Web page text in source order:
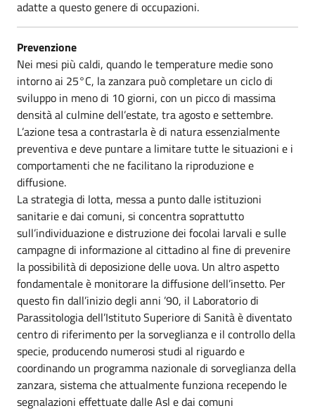
adatte a questo genere di occupazioni.
Prevenzione
Nei mesi più caldi, quando le temperature medie sono
intorno ai 25°C, la zanzara può completare un ciclo di
sviluppo in meno di 10 giorni, con un picco di massima
densità al culmine dell’estate, tra agosto e settembre.
L’azione tesa a contrastarla è di natura essenzialmente
preventiva e deve puntare a limitare tutte le situazioni e i
comportamenti che ne facilitano la riproduzione e
diffusione.
La strategia di lotta, messa a punto dalle istituzioni
sanitarie e dai comuni, si concentra soprattutto
sull’individuazione e distruzione dei focolai larvali e sulle
campagne di informazione al cittadino al fine di prevenire
la possibilità di deposizione delle uova. Un altro aspetto
fondamentale è monitorare la diffusione dell’insetto. Per
questo fin dall’inizio degli anni ’90, il Laboratorio di
Parassitologia dell’Istituto Superiore di Sanità è diventato
centro di riferimento per la sorveglianza e il controllo della
specie, producendo numerosi studi al riguardo e
coordinando un programma nazionale di sorveglianza della
zanzara, sistema che attualmente funziona recependo le
segnalazioni effettuate dalle Asl e dai comuni